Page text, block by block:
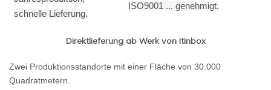
schnelle Lieferung.
ISO9001 ... genehmigt.
Direktlieferung ab Werk von Itinbox
Zwei Produktionsstandorte mit einer Fläche von 30.000
Quadratmetern.